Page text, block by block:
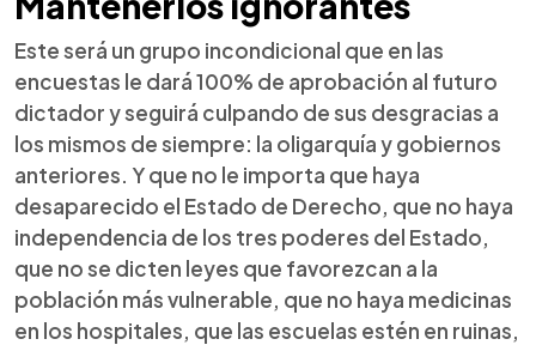
Este será un grupo incondicional que en las
encuestas le dará 100% de aprobación al futuro
dictador y seguirá culpando de sus desgracias a
los mismos de siempre: la oligarquía y gobiernos
anteriores. Y que no le importa que haya
desaparecido el Estado de Derecho, que no haya
independencia de los tres poderes del Estado,
que no se dicten leyes que favorezcan a la
población más vulnerable, que no haya medicinas
en los hospitales, que las escuelas estén en ruinas,